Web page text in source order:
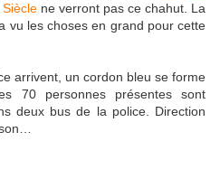
ne verront pas ce chahut. La
vu les choses en grand pour cette
arrivent, un cordon bleu se forme
70 personnes présentes sont
deux bus de la police. Direction